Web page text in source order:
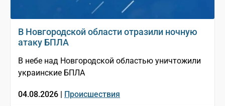
В Новгородской области отразили ночную
атаку БПЛА
В небе над Новгородской областью уничтожили
украинские БПЛА
04.08.2026 | Происшествия